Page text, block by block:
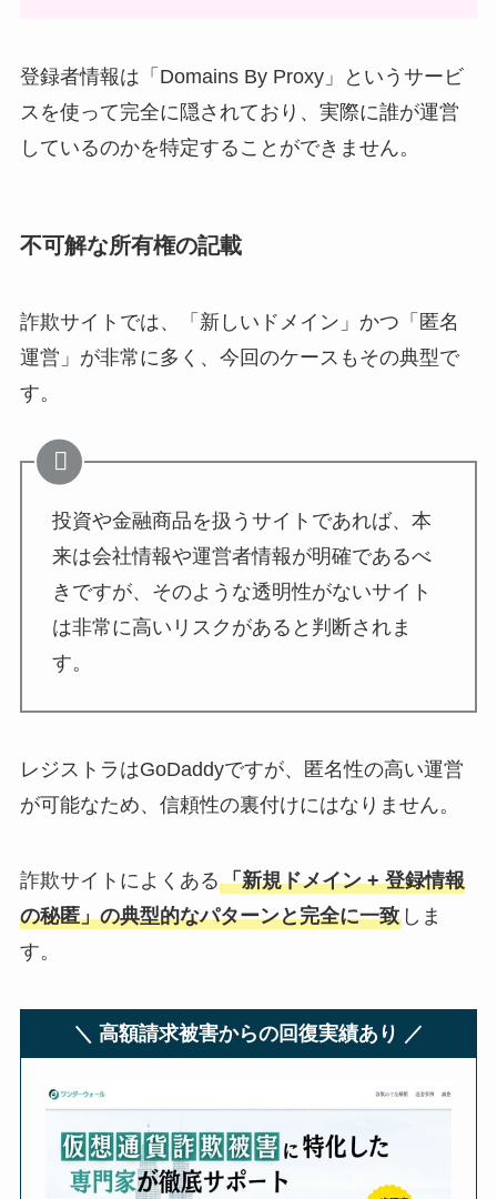
登録者情報は「Domains By Proxy」というサービ
スを使って完全に隠されており、実際に誰が運営
しているのかを特定することができません。
不可解な所有権の記載
詐欺サイトでは、「新しいドメイン」かつ「匿名
運営」が非常に多く、今回のケースもその典型で
す。
投資や金融商品を扱うサイトであれば、本
来は会社情報や運営者情報が明確であるべ
きですが、そのような透明性がないサイト
は非常に高いリスクがあると判断されま
す。
レジストラはGoDaddyですが、匿名性の高い運営
が可能なため、信頼性の裏付けにはなりません。
詐欺サイトによくある「新規ドメイン + 登録情報
の秘匿」の典型的なパターンと完全に一致しま
す。
＼ 高額請求被害からの回復実績あり ／